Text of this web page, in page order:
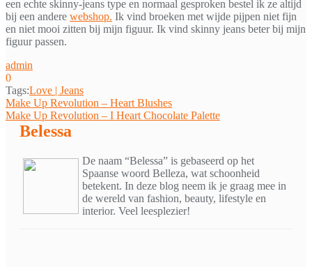
een echte skinny-jeans type en normaal gesproken bestel ik ze altijd
bij een andere webshop. Ik vind broeken met wijde pijpen niet fijn
en niet mooi zitten bij mijn figuur. Ik vind skinny jeans beter bij mijn
figuur passen.
admin
0
Tags:Love | Jeans
Bericht
navigatie
Make Up Revolution – Heart Blushes
Make Up Revolution – I Heart Chocolate Palette
Belessa
De naam “Belessa” is gebaseerd op het
Spaanse woord Belleza, wat schoonheid
betekent. In deze blog neem ik je graag mee in
de wereld van fashion, beauty, lifestyle en
interior. Veel leesplezier!